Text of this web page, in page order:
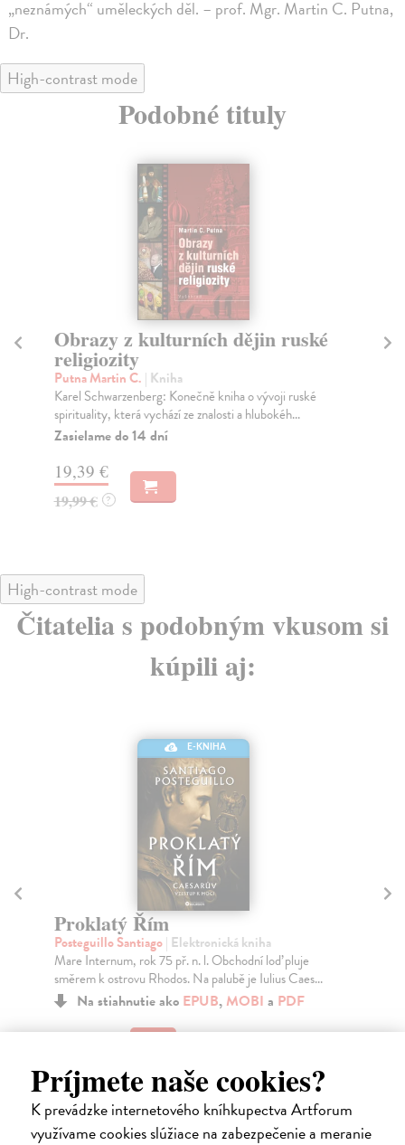
Príjmete naše cookies?
K prevádzke internetového kníhkupectva Artforum
využívame cookies slúžiace na zabezpečenie a meranie
„neznámých“ uměleckých děl. – prof. Mgr. Martin C. Putna,
Dr.
High-contrast mode
Podobné tituly
Obrazy z kulturních dějin ruské
religiozity
Putna Martin C. | Kniha
Karel Schwarzenberg: Konečně kniha o vývoji ruské
spirituality, která vychází ze znalosti a hlubokéh...
Zasielame do 14 dní
19,39 €
19,99 € ?
High-contrast mode
Čitatelia s podobným vkusom si
kúpili aj:
E-KNIHA
Proklatý Řím
Posteguillo Santiago| Elektronická kniha
Mare Internum, rok 75 př. n. l. Obchodní loď pluje
směrem k ostrovu Rhodos. Na palubě je Iulius Caes...
Na stiahnutie ako EPUB, MOBI a PDF